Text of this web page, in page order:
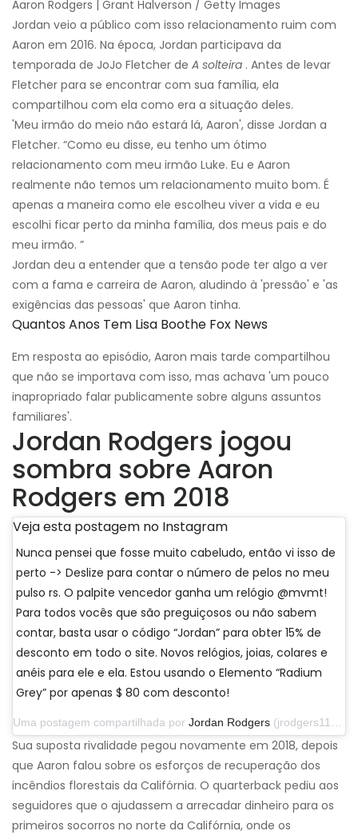
Aaron Rodgers | Grant Halverson / Getty Images
Jordan veio a público com isso relacionamento ruim com
Aaron em 2016. Na época, Jordan participava da
temporada de JoJo Fletcher de A solteira . Antes de levar
Fletcher para se encontrar com sua família, ela
compartilhou com ela como era a situação deles.
'Meu irmão do meio não estará lá, Aaron', disse Jordan a
Fletcher. “Como eu disse, eu tenho um ótimo
relacionamento com meu irmão Luke. Eu e Aaron
realmente não temos um relacionamento muito bom. É
apenas a maneira como ele escolheu viver a vida e eu
escolhi ficar perto da minha família, dos meus pais e do
meu irmão. ”
Jordan deu a entender que a tensão pode ter algo a ver
com a fama e carreira de Aaron, aludindo à 'pressão' e 'as
exigências das pessoas' que Aaron tinha.
Quantos Anos Tem Lisa Boothe Fox News
Em resposta ao episódio, Aaron mais tarde compartilhou
que não se importava com isso, mas achava 'um pouco
inapropriado falar publicamente sobre alguns assuntos
familiares'.
Jordan Rodgers jogou
sombra sobre Aaron
Rodgers em 2018
Veja esta postagem no Instagram
Nunca pensei que fosse muito cabeludo, então vi isso de
perto -> Deslize para contar o número de pelos no meu
pulso rs. O palpite vencedor ganha um relógio @mvmt!
Para todos vocês que são preguiçosos ou não sabem
contar, basta usar o código “Jordan” para obter 15% de
desconto em todo o site. Novos relógios, joias, colares e
anéis para ele e ela. Estou usando o Elemento “Radium
Grey” por apenas $ 80 com desconto!
Uma postagem compartilhada por Jordan Rodgers (jrodgers11) em 29 de setembro de 2019 às 13h07 PDT
Sua suposta rivalidade pegou novamente em 2018, depois
que Aaron falou sobre os esforços de recuperação dos
incêndios florestais da Califórnia. O quarterback pediu aos
seguidores que o ajudassem a arrecadar dinheiro para os
primeiros socorros no norte da Califórnia, onde os